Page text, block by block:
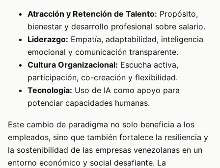
Atracción y Retención de Talento: Propósito,
bienestar y desarrollo profesional sobre salario.
Liderazgo: Empatía, adaptabilidad, inteligencia
emocional y comunicación transparente.
Cultura Organizacional: Escucha activa,
participación, co-creación y flexibilidad.
Tecnología: Uso de IA como apoyo para
potenciar capacidades humanas.
Este cambio de paradigma no solo beneficia a los
empleados, sino que también fortalece la resiliencia y
la sostenibilidad de las empresas venezolanas en un
entorno económico y social desafiante. La